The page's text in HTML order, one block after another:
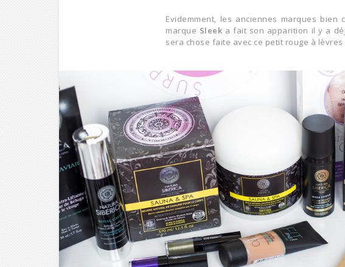
Evidemment, les anciennes marques
marque Sleek a fait son apparition il y a
sera chose faite avec ce petit rouge à lèvres